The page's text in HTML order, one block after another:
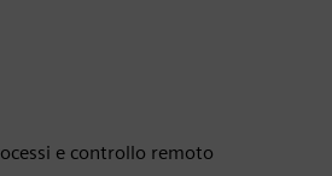
e controllo remoto